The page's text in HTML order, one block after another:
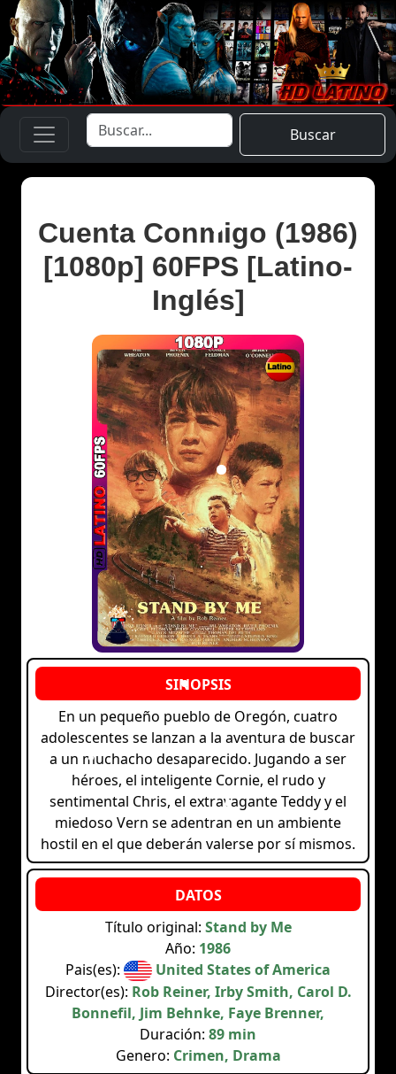
Buscar
Cuenta Conmigo (1986)
[1080p] 60FPS [Latino-
Inglés]
En un pequeño pueblo de Oregón, cuatro
adolescentes se lanzan a la aventura de buscar
a un muchacho desaparecido. Jugando a ser
héroes, el inteligente Cornie, el rudo y
sentimental Chris, el extravagante Teddy y el
miedoso Vern se adentran en un ambiente
hostil en el que deberán valerse por sí mismos.
Título original: Stand by Me
Año: 1986
Pais(es):
United States of America
Director(es): Rob Reiner, Irby Smith, Carol D.
Bonnefil, Jim Behnke, Faye Brenner,
Duración: 89 min
Genero: Crimen, Drama